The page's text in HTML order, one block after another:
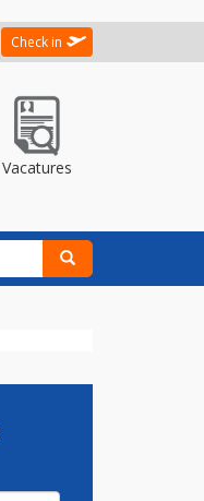
Check in
Vacatures